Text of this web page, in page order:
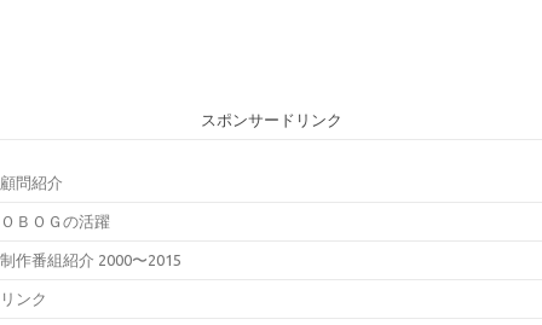
スポンサードリンク
顧問紹介
ＯＢＯＧの活躍
制作番組紹介 2000〜2015
リンク